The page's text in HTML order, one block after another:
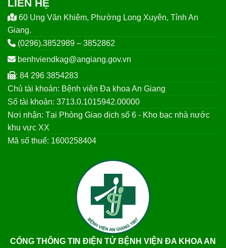
LIÊN HỆ
60 Ung Văn Khiêm, Phường Long Xuyên, Tỉnh An
Giang.
(0296).3852989 – 3852862
benhviendkag@angiang.gov.vn
: 84 296 3854283
Chủ tài khoản: Bệnh viện Đa khoa An Giang
Số tài khoản: 3713.0.1015942.00000
Nơi nhận: Tại Phòng Giao dịch số 6 - Kho bạc nhà nước
khu vực XX
Mã số thuế: 1600258404
CỔNG THÔNG TIN ĐIỆN TỬ BỆNH VIỆN ĐA KHOA AN